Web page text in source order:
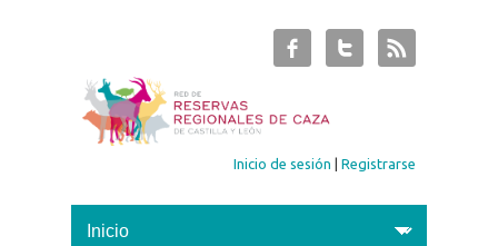
Inicio de sesión |Registrarse